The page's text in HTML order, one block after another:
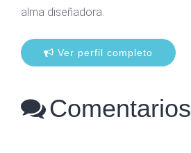
alma diseñadora.
Ver perfil completo